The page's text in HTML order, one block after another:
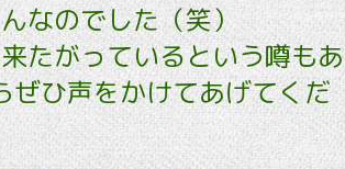
なのでした（笑）
たがっているという噂もあ
ぜひ声をかけてあげてくだ